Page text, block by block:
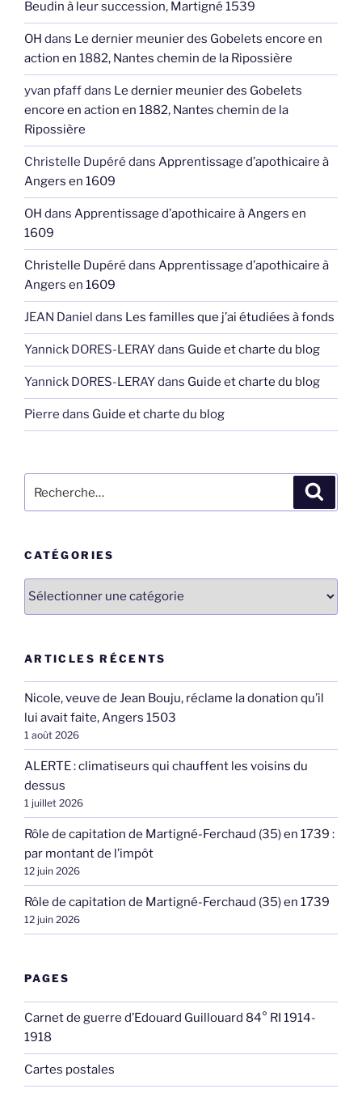
Beudin à leur succession, Martigné 1539
OH dans Le dernier meunier des Gobelets encore en
action en 1882, Nantes chemin de la Ripossière
yvan pfaffdans Le dernier meunier des Gobelets
encore en action en 1882, Nantes chemin de la
Ripossière
Christelle Dupéré dans Apprentissage d’apothicaire à
Angers en 1609
OH dans Apprentissage d’apothicaire à Angers en
1609
Christelle Dupéré dans Apprentissage d’apothicaire à
Angers en 1609
JEAN Daniel dans Les familles que j’ai étudiées à fonds
Yannick DORES-LERAYdans Guide et charte du blog
Yannick DORES-LERAYdans Guide et charte du blog
Pierre dans Guide et charte du blog
pour
CATÉGORIES
Catégories
ARTICLES RÉCENTS
Nicole, veuve de Jean Bouju, réclame la donation qu’il
lui avait faite, Angers 1503
1 août 2026
ALERTE : climatiseurs qui chauffent les voisins du
dessus
1 juillet 2026
Rôle de capitation de Martigné-Ferchaud (35) en 1739 :
par montant de l’impôt
12 juin 2026
Rôle de capitation de Martigné-Ferchaud (35) en 1739
12 juin 2026
PAGES
Carnet de guerre d’Edouard Guillouard 84° RI 1914-
1918
Cartes postales